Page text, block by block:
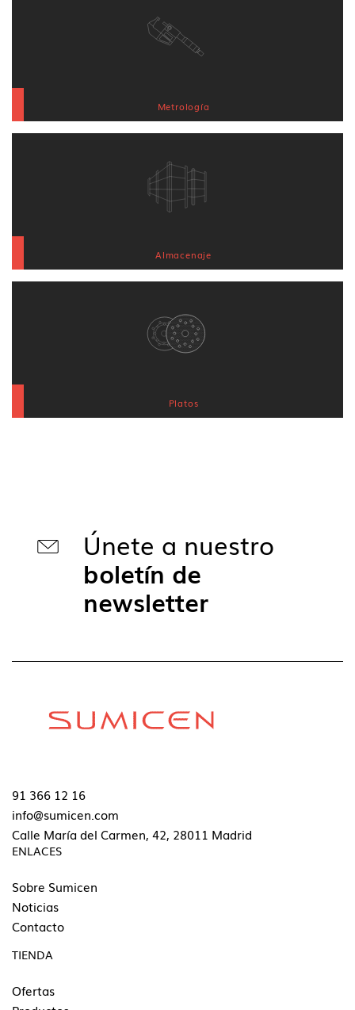
Metrología
Almacenaje
Platos
Únete a nuestro
boletín de
newsletter
91 366 12 16
info@sumicen.com
Calle María del Carmen, 42, 28011 Madrid
ENLACES
Sobre Sumicen
Noticias
Contacto
TIENDA
Ofertas